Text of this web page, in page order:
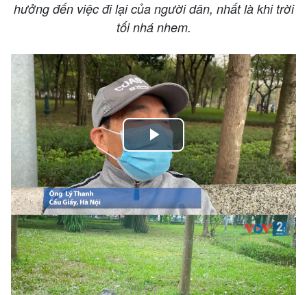
hưởng đến việc đi lại của người dân, nhất là khi trời
tối nhá nhem.
Play
Video